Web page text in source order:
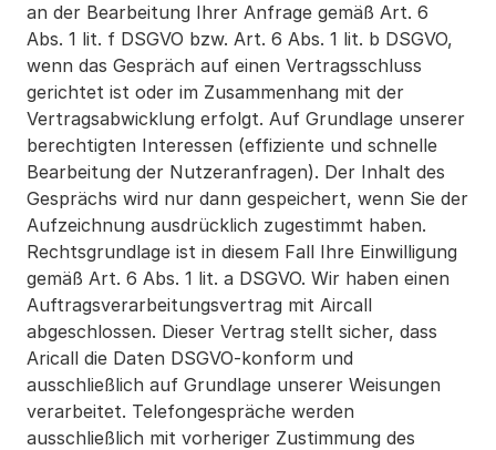
an der Bearbeitung Ihrer Anfrage gemäß Art. 6
Abs. 1 lit. f DSGVO bzw. Art. 6 Abs. 1 lit. b DSGVO,
wenn das Gespräch auf einen Vertragsschluss
gerichtet ist oder im Zusammenhang mit der
Vertragsabwicklung erfolgt. Auf Grundlage unserer
berechtigten Interessen (effiziente und schnelle
Bearbeitung der Nutzeranfragen). Der Inhalt des
Gesprächs wird nur dann gespeichert, wenn Sie der
Aufzeichnung ausdrücklich zugestimmt haben.
Rechtsgrundlage ist in diesem Fall Ihre Einwilligung
gemäß Art. 6 Abs. 1 lit. a DSGVO. Wir haben einen
Auftragsverarbeitungsvertrag mit Aircall
abgeschlossen. Dieser Vertrag stellt sicher, dass
Aricall die Daten DSGVO-konform und
ausschließlich auf Grundlage unserer Weisungen
verarbeitet. Telefongespräche werden
ausschließlich mit vorheriger Zustimmung des